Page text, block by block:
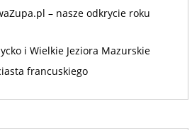
– nasze odkrycie roku
i Wielkie Jeziora Mazurskie
francuskiego